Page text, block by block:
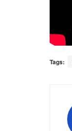
Tags: